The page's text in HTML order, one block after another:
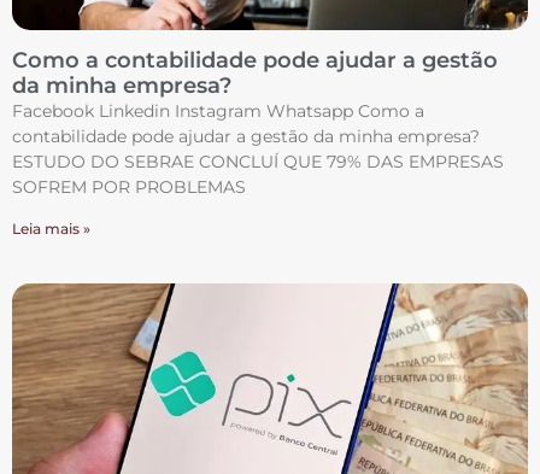
Como a contabilidade pode ajudar a gestão
da minha empresa?
Facebook Linkedin Instagram Whatsapp Como a
contabilidade pode ajudar a gestão da minha empresa?
ESTUDO DO SEBRAE CONCLUÍ QUE 79% DAS EMPRESAS
SOFREM POR PROBLEMAS
Leia mais »